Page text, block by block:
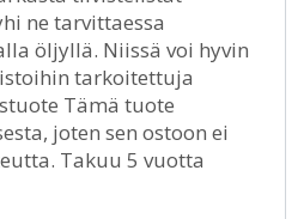
ne tarvittaessa
öljyllä. Niissä voi hyvin
tarkoitettuja
Tämä tuote
joten sen ostoon ei
Takuu 5 vuotta